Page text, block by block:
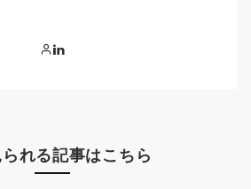
れる記事はこちら